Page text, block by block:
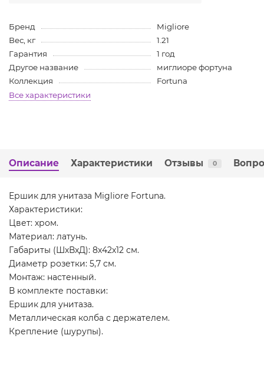
Бренд
Migliore
Вес, кг
1.21
Гарантия
1 год
Другое название
миглиоре фортуна
Коллекция
Fortuna
Все характеристики
Описание Характеристики Отзывы 0
Ершик для унитаза Migliore Fortuna.
Характеристики:
Цвет: хром.
Материал: латунь.
Габариты (ШхВхД): 8х42х12 см.
Диаметр розетки: 5,7 см.
Монтаж: настенный.
В комплекте поставки:
Ершик для унитаза.
Металлическая колба с держателем.
Крепление (шурупы).